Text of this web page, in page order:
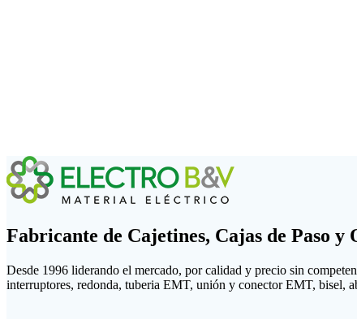
Fabricante de Cajetines, Cajas de Paso
Desde 1996 liderando el mercado, por calidad y precio sin
interruptores, redonda, tuberia EMT, unión y conector EMT, bisel,